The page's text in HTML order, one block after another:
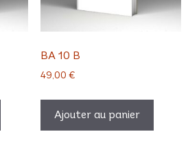
BA 10 B
49,00 €
Ajouter au panier